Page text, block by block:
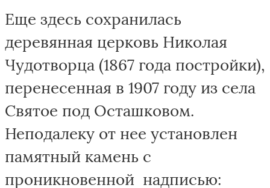
Еще здесь сохранилась
деревянная церковь Николая
Чудотворца (1867 года постройки),
перенесенная в 1907 году из села
Святое под Осташковом.
Неподалеку от нее установлен
памятный камень с
проникновенной надписью: